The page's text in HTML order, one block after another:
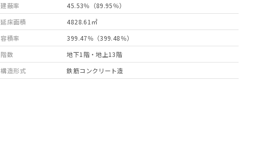
建蔽率
45.53％（89.95％）
延床面積
4828.61㎡
容積率
399.47％（399.48％）
階数
地下1階・地上13階
構造形式
鉄筋コンクリート造